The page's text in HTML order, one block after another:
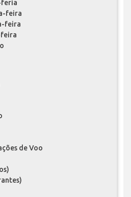
feria
feira
feira
feira
de Voo